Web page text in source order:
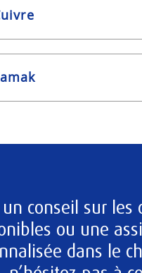
un conseil sur les
ou une
dans le